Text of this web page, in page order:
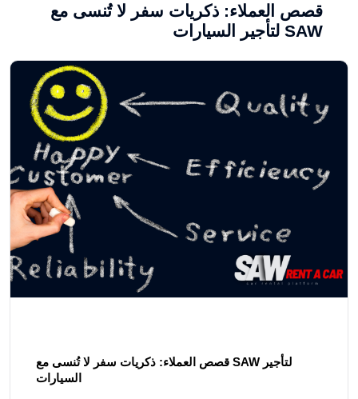
قصص العملاء: ذكريات سفر لا تُنسى مع
SAW لتأجير السيارات
قصص العملاء: ذكريات سفر لا تُنسى مع SAW لتأجير
السيارات